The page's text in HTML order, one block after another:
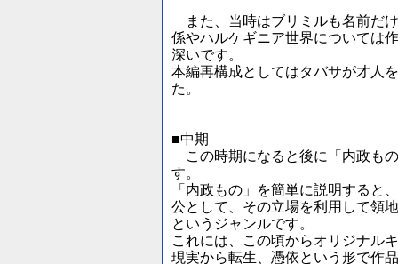
また、当時はブリミルも名前だ
係やハルケギニア世界については
深いです。
本編再構成としてはタバサが才人
た。
■中期
この時期になると後に「内政も
す。
「内政もの」を簡単に説明すると
公として、その立場を利用して領
というジャンルです。
これには、この頃からオリジナル
現実から転生、憑依という形で作